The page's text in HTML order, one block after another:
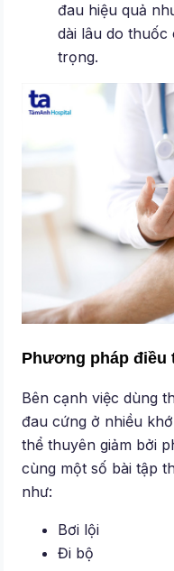
đau hiệu quả
dài lâu do thuốc
trọng.
Phương pháp điều
Bên cạnh việc dùng
đau cứng ở nhiều
thể thuyên giảm bởi
cùng một số bài tập
như:
Bơi lội
Đi bộ